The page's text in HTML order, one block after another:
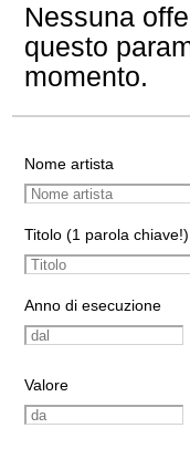
Nessuna
questo
momento.
Nome artista
Titolo (1 parola chiave!)
Anno di esecuzione
Valore